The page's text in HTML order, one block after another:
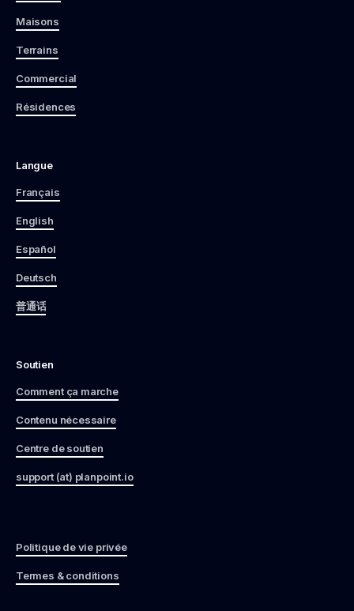
Maisons
Terrains
Commercial
Résidences
Langue
Français
English
Español
Deutsch
普通话
Soutien
Comment ça marche
Contenu nécessaire
Centre de soutien
support (at) planpoint.io
Politique de vie privée
Termes & conditions